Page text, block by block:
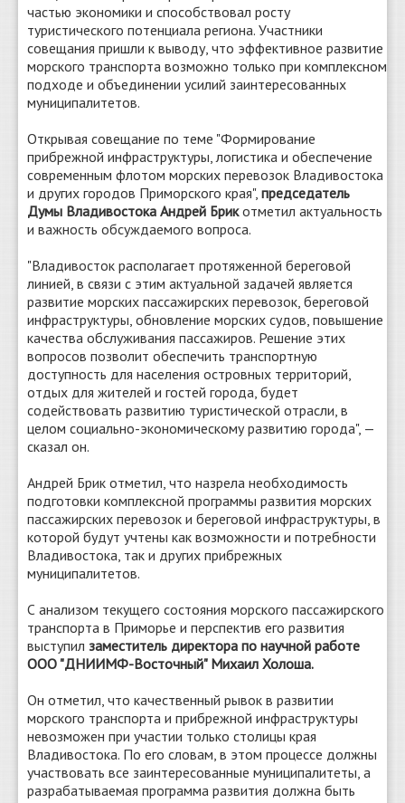
частью экономики и способствовал росту
туристического потенциала региона. Участники
совещания пришли к выводу, что эффективное развитие
морского транспорта возможно только при комплексном
подходе и объединении усилий заинтересованных
муниципалитетов.
Открывая совещание по теме "Формирование
прибрежной инфраструктуры, логистика и обеспечение
современным флотом морских перевозок Владивостока
и других городов Приморского края", председатель
Думы Владивостока Андрей Брикотметил актуальность
и важность обсуждаемого вопроса.
"Владивосток располагает протяженной береговой
линией, в связи с этим актуальной задачей является
развитие морских пассажирских перевозок, береговой
инфраструктуры, обновление морских судов, повышение
качества обслуживания пассажиров. Решение этих
вопросов позволит обеспечить транспортную
доступность для населения островных территорий,
отдых для жителей и гостей города, будет
содействовать развитию туристической отрасли, в
целом социально-экономическому развитию города", —
сказал он.
Андрей Брик отметил, что назрела необходимость
подготовки комплексной программы развития морских
пассажирских перевозок и береговой инфраструктуры, в
которой будут учтены как возможности и потребности
Владивостока, так и других прибрежных
муниципалитетов.
С анализом текущего состояния морского пассажирского
транспорта в Приморье и перспектив его развития
выступил заместитель директора по научной работе
ООО "ДНИИМФ-Восточный" Михаил Холоша.
Он отметил, что качественный рывок в развитии
морского транспорта и прибрежной инфраструктуры
невозможен при участии только столицы края
Владивостока. По его словам, в этом процессе должны
участвовать все заинтересованные муниципалитеты, а
разрабатываемая программа развития должна быть